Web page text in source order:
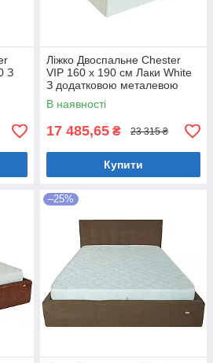
З
Ліжко Двоспальне Chester
VIP 160 х 190 см Лаки White
З додатковою металевою
цільнозварною рамою Білий
В наявності
17 485,65 ₴ 23 315 ₴
Купити
–25%